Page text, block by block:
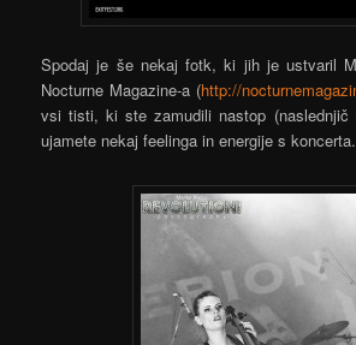
Spodaj je še nekaj fotk, ki jih je ustvaril
Nocturne Magazine-a (http://
vsi tisti, ki ste zamudili nastop (naslednjič
ujamete nekaj feelinga in energije s koncerta.